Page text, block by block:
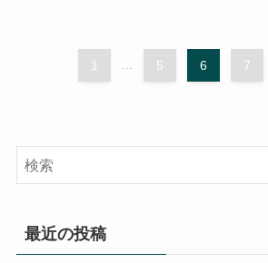
1 ... 5 6 7
最近の投稿